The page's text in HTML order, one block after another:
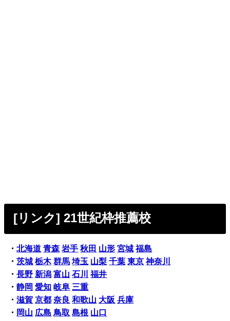
[リンク] 21世紀枠推薦校
・北海道 青森 岩手 秋田 山形 宮城 福島
・茨城 栃木 群馬 埼玉 山梨 千葉 東京 神奈川
・長野 新潟 富山 石川
福井
・静岡 愛知 岐阜 三重
・滋賀 京都 奈良 和歌山 大阪 兵庫
・ 岡山 広島 鳥取 島根 山口